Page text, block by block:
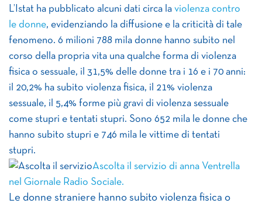
L’Istat ha pubblicato alcuni dati circa la violenza contro
le donne, evidenziando la diffusione e la criticità di tale
fenomeno. 6 milioni 788 mila donne hanno subito nel
corso della propria vita una qualche forma di violenza
fisica o sessuale, il 31,5% delle donne tra i 16 e i 70 anni:
il 20,2% ha subito violenza fisica, il 21% violenza
sessuale, il 5,4% forme più gravi di violenza sessuale
come stupri e tentati stupri. Sono 652 mila le donne che
hanno subito stupri e 746 mila le vittime di tentati
stupri.
Ascolta il servizio di anna Ventrella
nel Giornale Radio Sociale.
Le donne straniere hanno subito violenza fisica o